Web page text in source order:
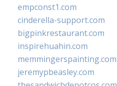
empconst1.com
cinderella-support.com
bigpinkrestaurant.com
inspirehuahin.com
memmingerspainting.com
jeremypbeasley.com